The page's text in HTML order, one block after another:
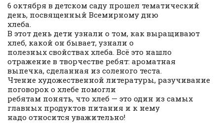
6 октября в детском саду прошел тематический
день, посвященный Всемирному дню
хлеба.
В этот день дети узнали о том, как выращивают
хлеб, какой он бывает, узнали о
полезных свойствах хлеба. Всё это нашло
отражение в творчестве ребят: ароматная
выпечка, сделанная из соленого теста.
Чтение художественной литературы, разучивание
поговорок о хлебе помогли
ребятам понять, что хлеб — это один из самых
главных продуктов питания и к нему
надо относится уважительно!